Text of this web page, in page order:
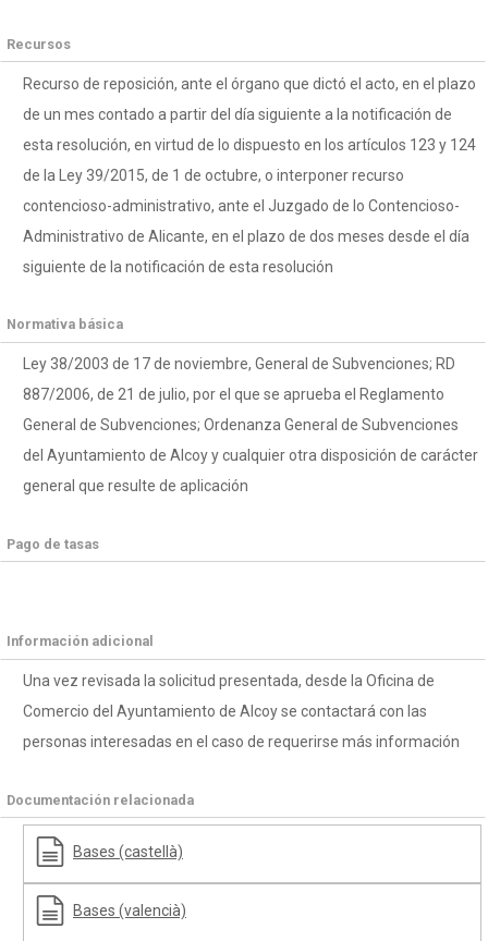
Recursos
Recurso de reposición, ante el órgano que dictó el acto, en el plazo
de un mes contado a partir del día siguiente a la notificación de
esta resolución, en virtud de lo dispuesto en los artículos 123 y 124
de la Ley 39/2015, de 1 de octubre, o interponer recurso
contencioso-administrativo, ante el Juzgado de lo Contencioso-
Administrativo de Alicante, en el plazo de dos meses desde el día
siguiente de la notificación de esta resolución
Normativa básica
Ley 38/2003 de 17 de noviembre, General de Subvenciones; RD
887/2006, de 21 de julio, por el que se aprueba el Reglamento
General de Subvenciones; Ordenanza General de Subvenciones
del Ayuntamiento de Alcoy y cualquier otra disposición de carácter
general que resulte de aplicación
Pago de tasas
Información adicional
Una vez revisada la solicitud presentada, desde la Oficina de
Comercio del Ayuntamiento de Alcoy se contactará con las
personas interesadas en el caso de requerirse más información
Documentación relacionada
Bases (castellà)
Bases (valencià)